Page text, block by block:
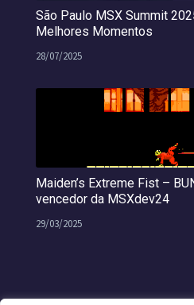
São Paulo MSX Summit
Melhores Momentos
28/07/2025
Maiden’s Extreme Fist –
vencedor da MSXdev24
29/03/2025